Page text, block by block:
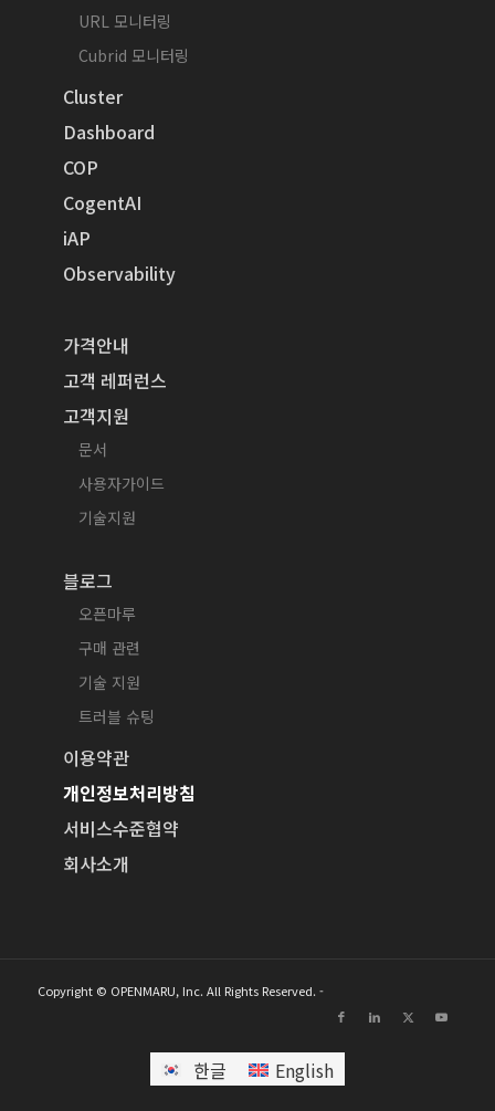
URL 모니터링
Cubrid 모니터링
Cluster
Dashboard
COP
CogentAI
iAP
Observability
가격안내
고객 레퍼런스
고객지원
문서
사용자가이드
기술지원
블로그
오픈마루
구매 관련
기술 지원
트러블 슈팅
이용약관
개인정보처리방침
서비스수준협약
회사소개
Copyright © OPENMARU, Inc. All Rights Reserved. -
한글 English